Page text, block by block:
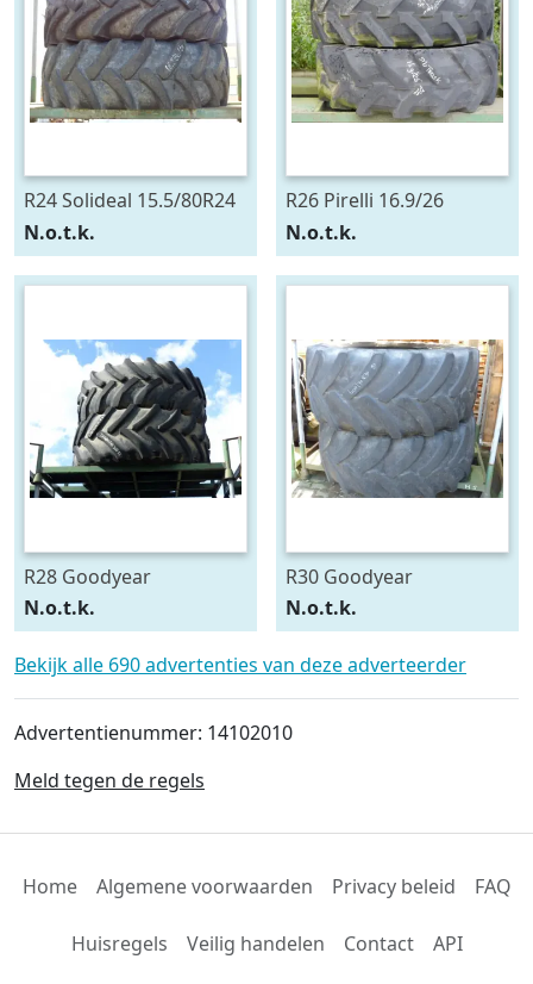
R24 Solideal 15.5/80R24
N.o.t.k.
R26 Pirelli 16.9/26
N.o.t.k.
R28 Goodyear
540/75R28
N.o.t.k.
R30 Goodyear
600/70R30
N.o.t.k.
Bekijk alle 690 advertenties van deze adverteerder
Advertentienummer: 14102010
Meld tegen de regels
Home Algemene voorwaarden Privacy beleid FAQ
Huisregels Veilig handelen Contact API